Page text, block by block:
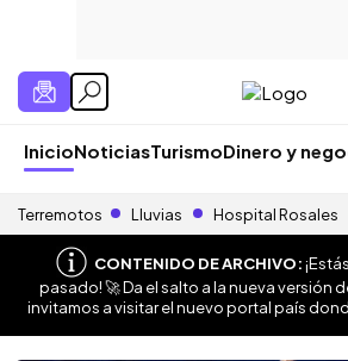
InicioNoticiasTurismoDinero y
Terremotos Lluvias Hospital Rosales
CONTENIDO DE ARCHIVO:
pasado! 🚀 Da el salto a la nueva versión
invitamos a visitar el nuevo portal país